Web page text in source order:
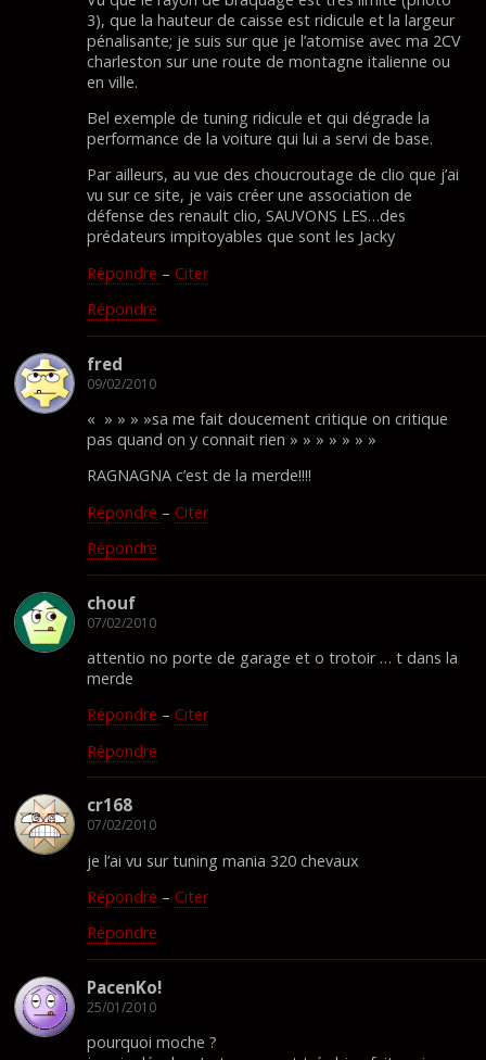
3), que la hauteur de caisse est ridicule et la largeur
pénalisante; je suis sur que je l’atomise avec ma 2CV
charleston sur une route de montagne italienne ou
en ville.
Bel exemple de tuning ridicule et qui dégrade la
performance de la voiture qui lui a servi de base.
Par ailleurs, au vue des choucroutage de clio que j’ai
vu sur ce site, je vais créer une association de
défense des renault clio, SAUVONS LES…des
prédateurs impitoyables que sont les Jacky
Répondre – Citer
Répondre
fred
09/02/2010
« » » » »sa me fait doucement critique on critique
pas quand on y connait rien » » » » » » »
RAGNAGNA c’est de la merde!!!!
Répondre – Citer
Répondre
chouf
07/02/2010
attentio no porte de garage et o trotoir … t dans la
merde
Répondre – Citer
Répondre
cr168
07/02/2010
je l’ai vu sur tuning mania 320 chevaux
Répondre – Citer
Répondre
PacenKo!
25/01/2010
pourquoi moche ?